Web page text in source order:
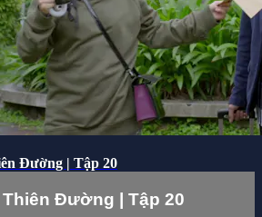
Đường | Tập 20
Đường | Tập 20